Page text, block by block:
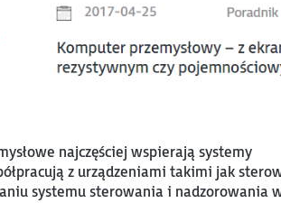
najczęściej wspierają systemy
z urządzeniami takimi jak
systemu sterowania i nadzorowania